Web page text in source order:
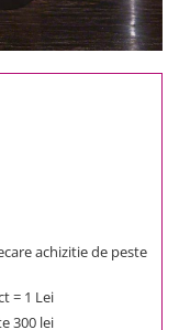
achizitie de peste
= 1 Lei
300 lei